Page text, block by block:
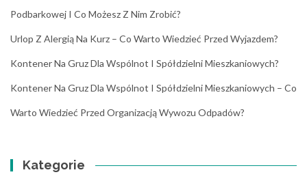
Podbarkowej I Co Możesz Z Nim Zrobić?
Urlop Z Alergią Na Kurz – Co Warto Wiedzieć Przed Wyjazdem?
Kontener Na Gruz Dla Wspólnot I Spółdzielni Mieszkaniowych?
Kontener Na Gruz Dla Wspólnot I Spółdzielni Mieszkaniowych – Co
Warto Wiedzieć Przed Organizacją Wywozu Odpadów?
Kategorie